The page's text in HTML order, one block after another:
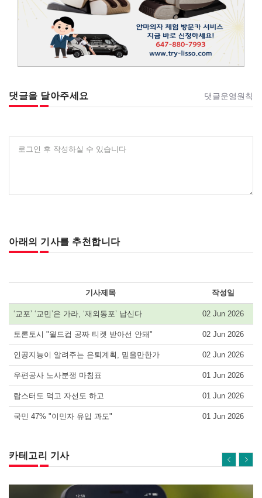
댓글을 달아주세요 댓글운영원칙
로그인 후 작성하실 수 있습니다
아래의 기사를 추천합니다
기사제목 작성일
‘교포’ ‘교민’은 가라, ‘재외동포’ 납신다 02 Jun 2026
토론토시 "월드컵 공짜 티켓 받아선 안돼" 02 Jun 2026
인공지능이 알려주는 은퇴계획, 믿을만한가 02 Jun 2026
우편공사 노사분쟁 마침표 01 Jun 2026
랍스터도 먹고 자선도 하고 01 Jun 2026
국민 47% "이민자 유입 과도" 01 Jun 2026
카테고리 기사